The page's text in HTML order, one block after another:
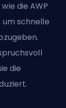
die AWP
schnelle
die